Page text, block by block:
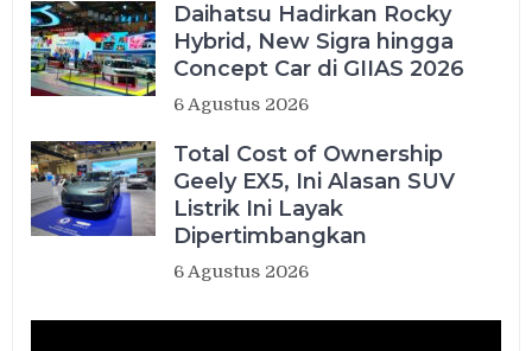
Daihatsu Hadirkan Rocky
Hybrid, New Sigra hingga
Concept Car di GIIAS 2026
6 Agustus 2026
Total Cost of Ownership
Geely EX5, Ini Alasan SUV
Listrik Ini Layak
Dipertimbangkan
6 Agustus 2026